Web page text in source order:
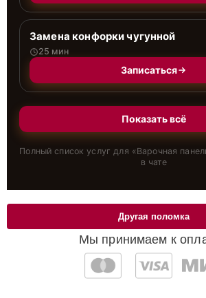
Замена конфорки чугунной
25 мин
Записаться
Показать всё
Полный список услуг для «Варочная
в чате
Мы принимаем к
Другая поломка